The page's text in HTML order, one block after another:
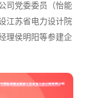
司党委委员（怡能
江苏省电力设计院
理侯明阳等参建企